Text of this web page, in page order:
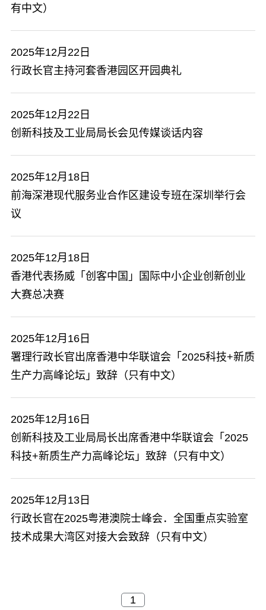
有中文）
2025年12月22日
行政长官主持河套香港园区开园典礼
2025年12月22日
创新科技及工业局局长会见传媒谈话内容
2025年12月18日
​前海深港现代服务业合作区建设专班在深圳举行会
议
2025年12月18日
香港代表扬威「创客中国」国际中小企业创新创业
大赛总决赛
2025年12月16日
署理行政长官出席香港中华联谊会「2025科技+新质
生产力高峰论坛」致辞（只有中文）
2025年12月16日
创新科技及工业局局长出席香港中华联谊会「2025
科技+新质生产力高峰论坛」致辞（只有中文）
2025年12月13日
​行政长官在2025粤港澳院士峰会．全国重点实验室
技术成果大湾区对接大会致辞（只有中文）